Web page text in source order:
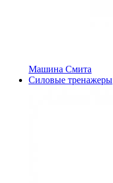
Машина Смита
Силовые тренажеры